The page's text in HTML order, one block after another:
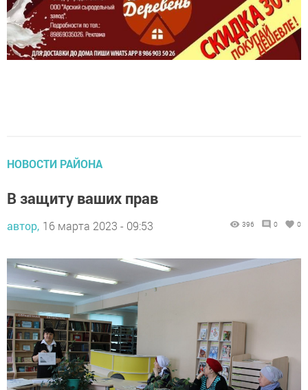
НОВОСТИ РАЙОНА
В защиту ваших прав
автор, 16 марта 2023 - 09:53 396 0 0